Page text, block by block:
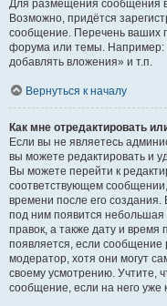
Для размещения сообщения
Возможно, придётся
сообщение. Перечень ваших
форума или темы.
добавлять вложения» и т.п.
Вернуться к началу
Как мне отредактировать
Если вы не являетесь
вы можете редактировать и
Вы можете перейти к
соответствующем сообщении,
времени после его
под ним появится небольшая
правок, а также дату и время
появляется, если сообщение
модератор, хотя они могут
своему усмотрению. Учтите,
сообщение, если на него уже